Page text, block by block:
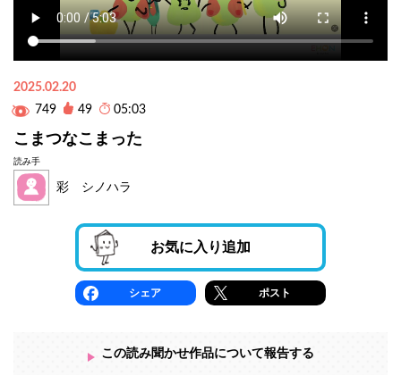
2025.02.20
749
49 05:03
こまつなこまった
読み手
彩 シノハラ
お気に入り追加
シェア ポスト
この読み聞かせ作品について報告する